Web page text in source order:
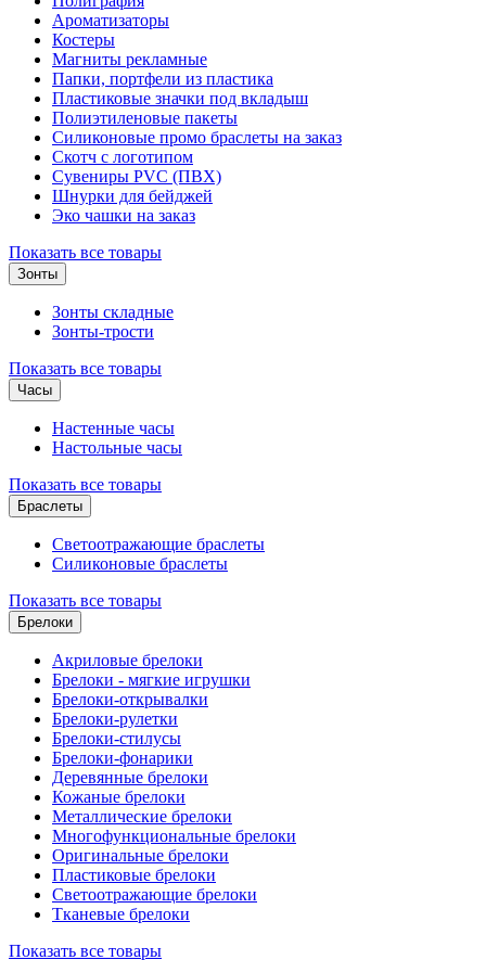
Ароматизаторы
Костеры
Магниты рекламные
Папки, портфели из пластика
Пластиковые значки под вкладыш
Полиэтиленовые пакеты
Силиконовые промо браслеты на заказ
Скотч с логотипом
Сувениры PVC (ПВХ)
Шнурки для бейджей
Эко чашки на заказ
Показать все товары
Зонты
Зонты складные
Зонты-трости
Показать все товары
Часы
Настенные часы
Настольные часы
Показать все товары
Браслеты
Светоотражающие браслеты
Силиконовые браслеты
Показать все товары
Брелоки
Акриловые брелоки
Брелоки - мягкие игрушки
Брелоки-открывалки
Брелоки-рулетки
Брелоки-стилусы
Брелоки-фонарики
Деревянные брелоки
Кожаные брелоки
Металлические брелоки
Многофункциональные брелоки
Оригинальные брелоки
Пластиковые брелоки
Светоотражающие брелоки
Тканевые брелоки
Показать все товары